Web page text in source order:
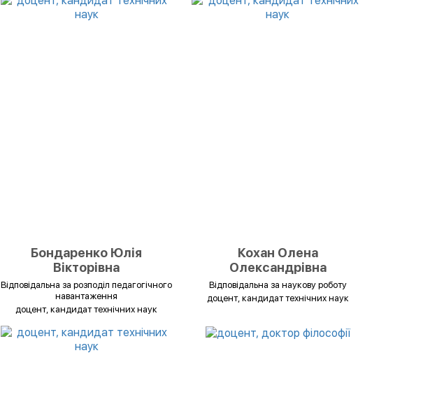
Бондаренко Юлія
Вікторівна
Відповідальна за розподіл педагогічного
навантаження
доцент, кандидат технічних наук
Кохан Олена
Олександрівна
Відповідальна за наукову роботу
доцент, кандидат технічних наук